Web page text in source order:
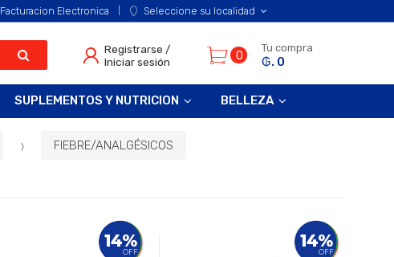
Facturacion Electronica Seleccione su localidad
Registrarse /
Iniciar sesión
0
Tu compra
₲. 0
SUPLEMENTOS Y NUTRICION BELLEZA
FIEBRE/ANALGÉSICOS
14%
OFF
14%
OFF